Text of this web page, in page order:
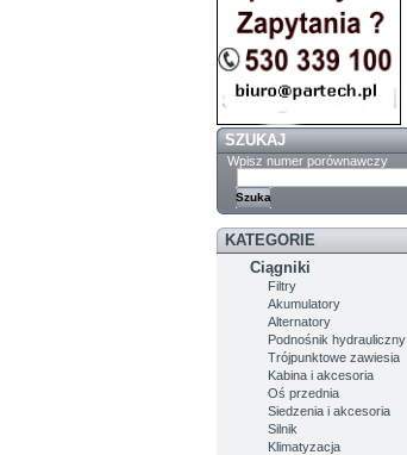
SZUKAJ
Wpisz numer porównawczy
KATEGORIE
Ciągniki
Filtry
Akumulatory
Alternatory
Podnośnik hydrauliczny
Trójpunktowe zawiesia
Kabina i akcesoria
Oś przednia
Siedzenia i akcesoria
Silnik
Klimatyzacja